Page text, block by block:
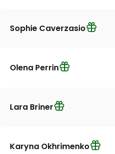
Sophie Caverzasio
Olena Perrin
Lara Briner
Karyna Okhrimenko